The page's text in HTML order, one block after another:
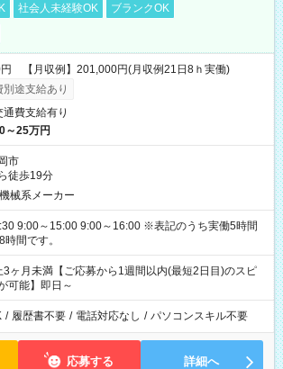
社会人未経験OK
ブランクOK
【月収例】201,000円(月収例21日8ｈ実働)
別途支給あり
通費支給有り
～25万円
市
徒歩19分
械系メーカー
～15:00 9:00～16:00 ※表記のうち実働5時間
間です。
3ヶ月未満【ご応募から1週間以内(最短2日目)のスピ
可能】即日～
/ 履歴書不要 / 電話対応なし / パソコンスキル不要
応募する 詳細へ